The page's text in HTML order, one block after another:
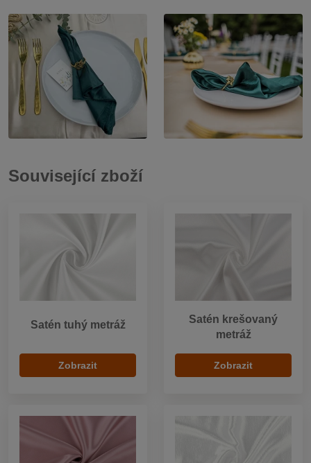
Související zboží
Satén tuhý metráž
Zobrazit
Satén krešovaný
metráž
Zobrazit